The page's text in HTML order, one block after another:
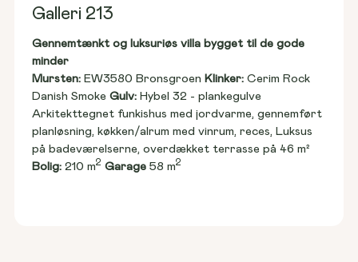
Galleri 213
Gennemtænkt og luksuriøs villa bygget til de gode
minder
Mursten: EW3580 Bronsgroen Klinker: Cerim Rock
Danish Smoke Gulv: Hybel 32 - plankegulve
Arkitekttegnet funkishus med jordvarme, gennemført
planløsning, køkken/alrum med vinrum, reces, Luksus
på badeværelserne, overdækket terrasse på 46 m²
Bolig: 210 m2 Garage 58 m2